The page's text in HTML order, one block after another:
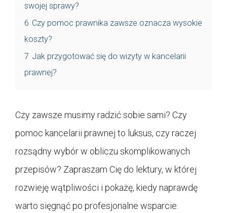
swojej sprawy?
6 Czy pomoc prawnika zawsze oznacza wysokie
koszty?
7 Jak przygotować się do wizyty w kancelarii
prawnej?
Czy zawsze musimy radzić sobie sami? Czy
pomoc kancelarii prawnej to luksus, czy raczej
rozsądny wybór w obliczu skomplikowanych
przepisów? Zapraszam Cię do lektury, w której
rozwieję wątpliwości i pokażę, kiedy naprawdę
warto sięgnąć po profesjonalne wsparcie.